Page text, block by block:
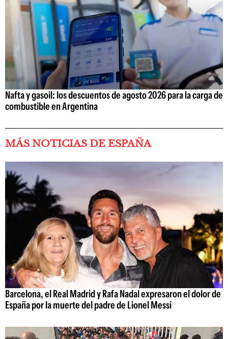
Nafta y gasoil: los descuentos de agosto 2026 para la carga de
combustible en Argentina
MÁS NOTICIAS DE ESPAÑA
Barcelona, el Real Madrid y Rafa Nadal expresaron el dolor de
España por la muerte del padre de Lionel Messi